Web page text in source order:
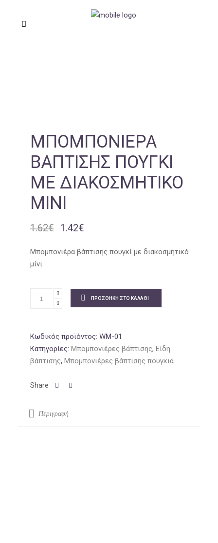
ΜΠΟΜΠΟΝΙΈΡΑ
ΒΆΠΤΙΣΗΣ ΠΟΥΓΚΊ
ΜΕ ΔΙΑΚΟΣΜΗΤΙΚΌ
ΜΊΝΙ
1.62€
Original
was:
1.42€Η
τιμή
Μπομπονιέρα βάπτισης πουγκί με διακοσμητικό
μίνι
ΠΡΟΣΘΉΚΗ ΣΤΟ ΚΑΛΆΘΙ
Κωδικός προϊόντος: WM-01
Κατηγορίες: Μπομπονιέρες βάπτισης, Είδη
βάπτισης, Μπομπονιέρες βάπτισης πουγκιά
Περιγραφή